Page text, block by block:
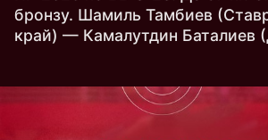
бронзу. Шамиль Тамбиев
край) — Камалутдин Баталиев